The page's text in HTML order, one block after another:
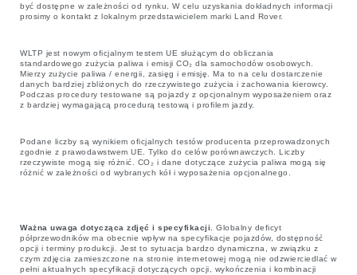
być dostępne w zależności od rynku. W celu uzyskania dokładnych informacji
prosimy o kontakt z lokalnym przedstawicielem marki Land Rover.
WLTP jest nowym oficjalnym testem UE służącym do obliczania
standardowego zużycia paliwa i emisji CO₂ dla samochodów osobowych.
Mierzy zużycie paliwa / energii, zasięg i emisję. Ma to na celu dostarczenie
danych bardziej zbliżonych do rzeczywistego zużycia i zachowania kierowcy.
Podczas procedury testowane są pojazdy z opcjonalnym wyposażeniem oraz
z bardziej wymagającą procedurą testową i profilem jazdy.
Podane liczby są wynikiem oficjalnych testów producenta przeprowadzonych
zgodnie z prawodawstwem UE. Tylko do celów porównawczych. Liczby
rzeczywiste mogą się różnić. CO₂ i dane dotyczące zużycia paliwa mogą się
różnić w zależności od wybranych kół i wyposażenia opcjonalnego.
Ważna uwaga dotycząca zdjęć i specyfikacji.
Globalny deficyt
półprzewodników ma obecnie wpływ na specyfikacje pojazdów, dostępność
opcji i terminy produkcji. Jest to sytuacja bardzo dynamiczna, w związku z
czym zdjęcia zamieszczone na stronie internetowej mogą nie odzwierciedlać w
pełni aktualnych specyfikacji dotyczących opcji, wykończenia i kombinacji